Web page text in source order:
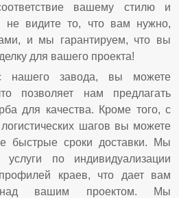
вашему стилю и
видите то, что вам нужно,
и мы гарантируем, что вы
для вашего проекта!
нашего завода, вы можете
позволяет нам предлагать
для качества. Кроме того, с
шагов вы можете
быстрые сроки доставки. Мы
услуги по индивидуализации
краев, что дает вам
вашим проектом. Мы